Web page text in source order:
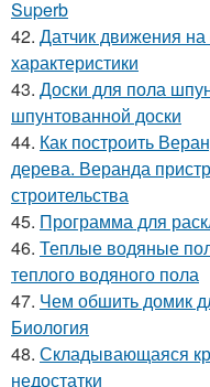
Superb
42. Датчик движения на
характеристики
43. Доски для пола
шпунтованной доски
44. Как построить
дерева. Веранда
строительства
45. Программа для
46. Теплые водяные
теплого водяного пола
47. Чем обшить домик
Биология
48. Складывающаяся
недостатки